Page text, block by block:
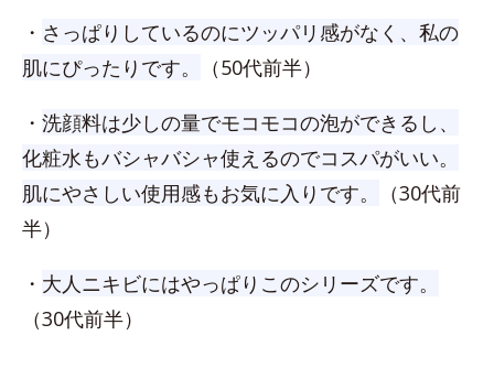
・ さっぱりしているのにツッパリ感がなく、私の
肌にぴったりです。
（50代前半）
・ 洗顔料は少しの量でモコモコの泡ができるし、
化粧水もバシャバシャ使えるのでコスパがいい。
肌にやさしい使用感もお気に入りです。
（30代前
半）
・ 大人ニキビにはやっぱりこのシリーズです。
（30代前半）